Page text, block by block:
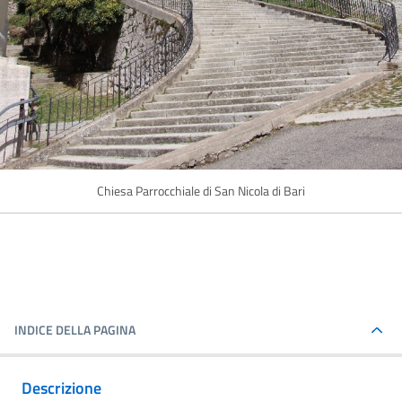
Chiesa Parrocchiale di San Nicola di Bari
INDICE DELLA PAGINA
Descrizione